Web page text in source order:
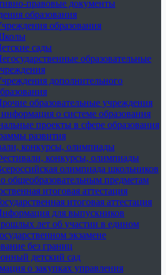
правовые документы
образования
образования
сады
образовательные
дополнительного
образовательные учреждения
о системе образования
проекты в сфере образования
развития
конкурсы, олимпиады
конкурсы, олимпиады
олимпиада школьников
общеобразовательным предметам
итоговая аттестация
итоговая аттестация
для выпускников
лет об участии в едином
экзамене
без границ
детский сад
о закупках управления